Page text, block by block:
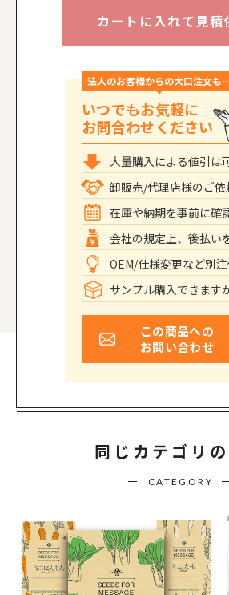
カートに入れて見積
法人のお客様からの大口注文も
いつでもお気軽に
お問合わせください
大量購入による値引は
卸販売/代理店様のご依
在庫や納期を事前に確
会社の規定上、後払い
OEM/仕様変更など別
サンプル購入できます
この商品への
お問い合わせ
同じカテゴリ
CATEGORY